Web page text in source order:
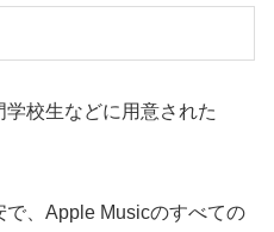
校生などに用意された
、Apple Musicのすべての